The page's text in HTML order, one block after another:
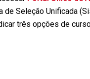
Seleção Unificada
três opções de